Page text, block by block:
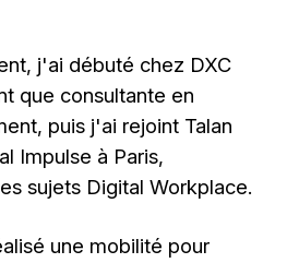
j'ai débuté chez DXC
que consultante en
puis j'ai rejoint Talan
Impulse à Paris,
sujets Digital Workplace.
une mobilité pour